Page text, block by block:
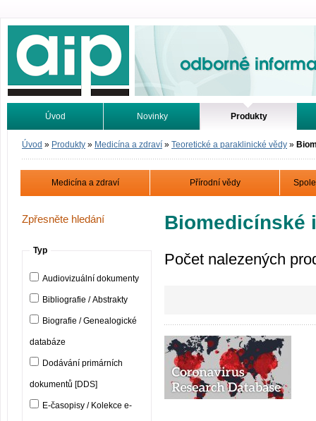
Odborné informace. Online.
Úvod Novinky Produkty
Vyhledávání Tutoriály
Úvod » Produkty » Medicína a zdraví » Teoretické a paraklinické vědy »
Medicína a zdraví Přírodní vědy
Zpřesněte hledání
Typ
Audiovizuální dokumenty
Bibliografie / Abstrakty
Biografie / Genealogické
databáze
Dodávání primárních
dokumentů [DDS]
E-časopisy / Kolekce e-
Biomedicínské
Počet nalezených